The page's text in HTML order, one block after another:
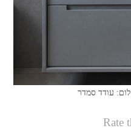
עודד סמדר
Rate